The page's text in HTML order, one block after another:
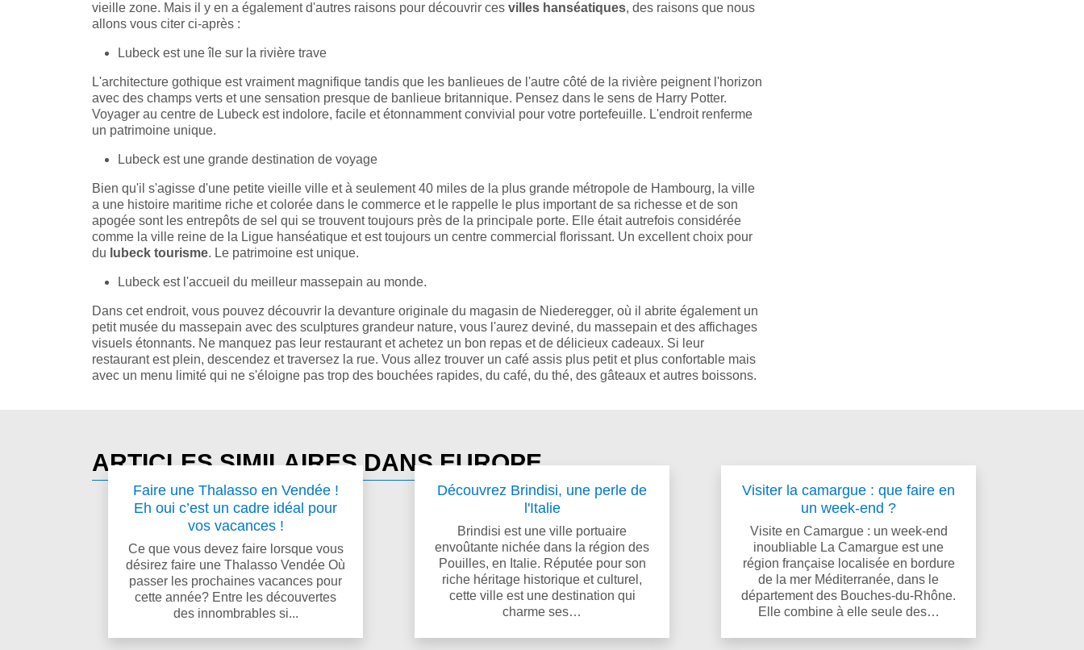
vieille zone. Mais il y en a également d'autres raisons pour découvrir ces villes hanséatiques, des raisons que nous
allons vous citer ci-après :
Lubeck est une île sur la rivière trave
L'architecture gothique est vraiment magnifique tandis que les banlieues de l'autre côté de la rivière peignent l'horizon
avec des champs verts et une sensation presque de banlieue britannique. Pensez dans le sens de Harry Potter.
Voyager au centre de Lubeck est indolore, facile et étonnamment convivial pour votre portefeuille. L'endroit renferme
un patrimoine unique.
Lubeck est une grande destination de voyage
Bien qu'il s'agisse d'une petite vieille ville et à seulement 40 miles de la plus grande métropole de Hambourg, la ville
a une histoire maritime riche et colorée dans le commerce et le rappelle le plus important de sa richesse et de son
apogée sont les entrepôts de sel qui se trouvent toujours près de la principale porte. Elle était autrefois considérée
comme la ville reine de la Ligue hanséatique et est toujours un centre commercial florissant. Un excellent choix pour
du lubeck tourisme. Le patrimoine est unique.
Lubeck est l'accueil du meilleur massepain au monde.
Dans cet endroit, vous pouvez découvrir la devanture originale du magasin de Niederegger, où il abrite également un
petit musée du massepain avec des sculptures grandeur nature, vous l'aurez deviné, du massepain et des affichages
visuels étonnants. Ne manquez pas leur restaurant et achetez un bon repas et de délicieux cadeaux. Si leur
restaurant est plein, descendez et traversez la rue. Vous allez trouver un café assis plus petit et plus confortable mais
avec un menu limité qui ne s'éloigne pas trop des bouchées rapides, du café, du thé, des gâteaux et autres boissons.
ARTICLES SIMILAIRES DANS EUROPE
Faire une Thalasso en Vendée !
Eh oui c’est un cadre idéal pour
vos vacances !
Ce que vous devez faire lorsque vous
désirez faire une Thalasso Vendée Où
passer les prochaines vacances pour
cette année? Entre les découvertes
des innombrables si...
Découvrez Brindisi, une perle de
l'Italie
Brindisi est une ville portuaire
envoûtante nichée dans la région des
Pouilles, en Italie. Réputée pour son
riche héritage historique et culturel,
cette ville est une destination qui
charme ses…
Visiter la camargue : que faire en
un week-end ?
Visite en Camargue : un week-end
inoubliable La Camargue est une
région française localisée en bordure
de la mer Méditerranée, dans le
département des Bouches-du-Rhône.
Elle combine à elle seule des…